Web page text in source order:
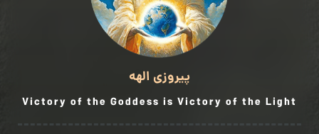
پیروزی الهه
Victory of the Goddess is Victory of the Light